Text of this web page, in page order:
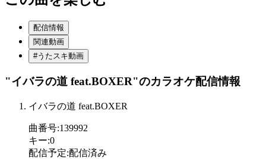
配信情報
関連動画
#うたスキ動画
"イバラの道 feat.BOXER"のカラオケ配信情報
イバラの道 feat.BOXER
曲番号:139992
キー:0
配信予定:配信済み